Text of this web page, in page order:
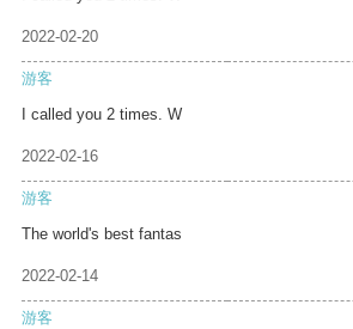
2022-02-20
游客
I called you 2 times. W
2022-02-16
游客
The world's best fantas
2022-02-14
游客